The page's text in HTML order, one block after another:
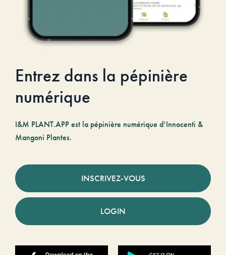
Entrez dans la pépinière
numérique
I&M PLANT.APP est la pépinière numérique d’Innocenti &
Mangoni Plantes.
INSCRIVEZ-VOUS
LOGIN